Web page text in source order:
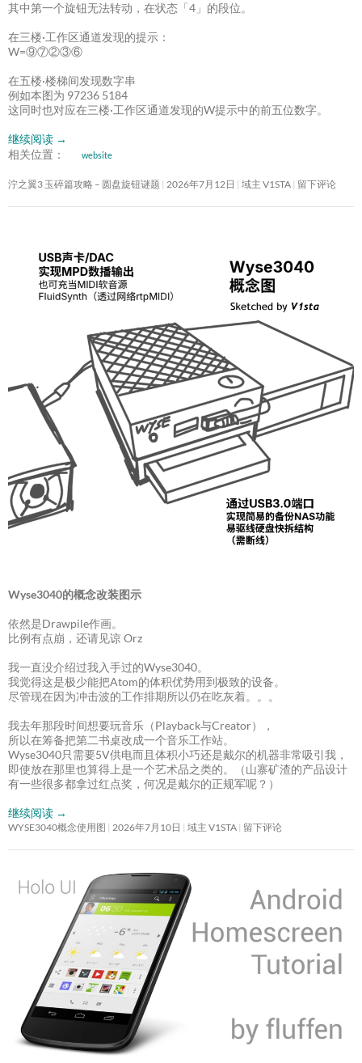
其中第一个旋钮无法转动，在状态「4」的段位。
在三楼·工作区通道发现的提示：
W=⑨⑦②③⑥
在五楼·楼梯间发现数字串
例如本图为 97236 5184
这同时也对应在三楼·工作区通道发现的W提示中的前五位数字。
继续阅读 →
相关位置：
website
泞之翼3 玉碎篇攻略 – 圆盘旋钮谜题 2026年7月12日 域主 V1STA 留下评论
Wyse3040的概念改装图示
依然是Drawpile作画。
比例有点崩，还请见谅 Orz
我一直没介绍过我入手过的Wyse3040。
我觉得这是极少能把Atom的体积优势用到极致的设备。
尽管现在因为冲击波的工作排期所以仍在吃灰着。。。
我去年那段时间想要玩音乐（Playback与Creator），
所以在筹备把第二书桌改成一个音乐工作站。
Wyse3040只需要5V供电而且体积小巧还是戴尔的机器非常吸引我，
即使放在那里也算得上是一个艺术品之类的。（山寨矿渣的产品设计
有一些很多都拿过红点奖，何况是戴尔的正规军呢？）
继续阅读 →
WYSE3040概念使用图 2026年7月10日 域主 V1STA 留下评论